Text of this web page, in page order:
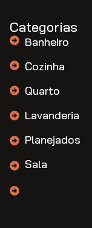
Categorias
Banheiro
Cozinha
Quarto
Lavanderia
Planejados
Sala